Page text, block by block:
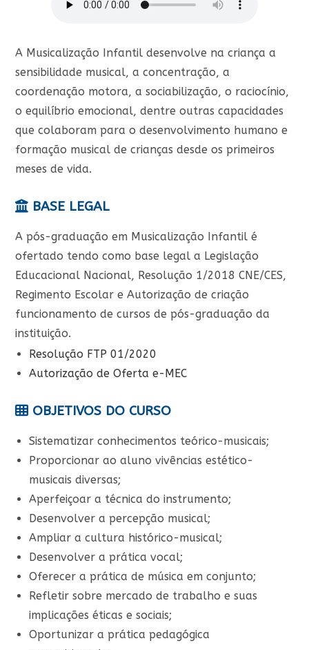
A Musicalização Infantil desenvolve na criança a
sensibilidade musical, a concentração, a
coordenação motora, a sociabilização, o raciocínio,
o equilíbrio emocional, dentre outras capacidades
que colaboram para o desenvolvimento humano e
formação musical de crianças desde os primeiros
meses de vida.
BASE LEGAL
A pós-graduação em Musicalização Infantil é
ofertado tendo como base legal a Legislação
Educacional Nacional, Resolução 1/2018 CNE/CES,
Regimento Escolar e Autorização de criação
funcionamento de cursos de pós-graduação da
instituição.
Resolução FTP 01/2020
Autorização de Oferta e-MEC
OBJETIVOS DO CURSO
Sistematizar conhecimentos teórico-musicais;
Proporcionar ao aluno vivências estético-
musicais diversas;
Aperfeiçoar a técnica do instrumento;
Desenvolver a percepção musical;
Ampliar a cultura histórico-musical;
Desenvolver a prática vocal;
Oferecer a prática de música em conjunto;
Refletir sobre mercado de trabalho e suas
implicações éticas e sociais;
Oportunizar a prática pedagógica